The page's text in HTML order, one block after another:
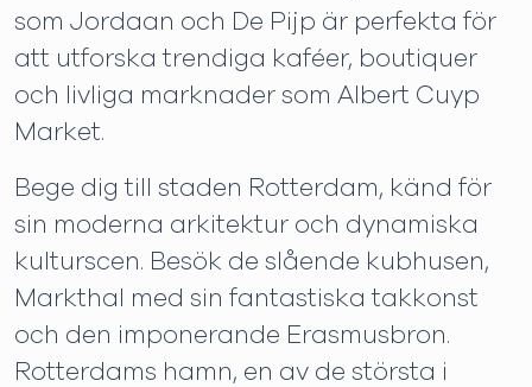
som Jordaan och De Pijp är perfekta för
att utforska trendiga kaféer, boutiquer
och livliga marknader som Albert Cuyp
Market.
Bege dig till staden Rotterdam, känd för
sin moderna arkitektur och dynamiska
kulturscen. Besök de slående kubhusen,
Markthal med sin fantastiska takkonst
och den imponerande Erasmusbron.
Rotterdams hamn, en av de största i